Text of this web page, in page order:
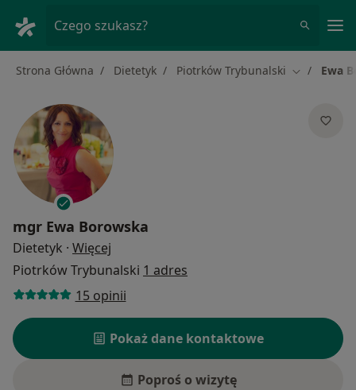
Czego szukasz?
Strona Główna Dietetyk Piotrków Trybunalski ZmieńEwa
mgr Ewa Borowska
Dietetyk · Więcej
Piotrków Trybunalski 1 adres
15 opinii
Pokaż dane kontaktowe
Poproś o wizytę